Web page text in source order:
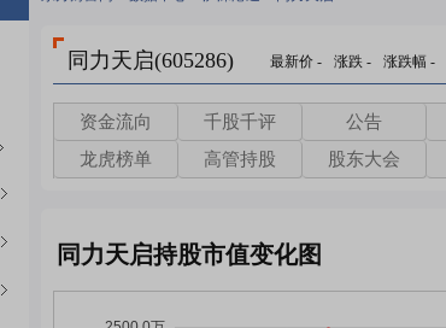
同力天启(605286) 最新价 - 涨跌 - 涨跌幅 -
资金流向 千股千评 公告
龙虎榜单
高管持股 股东大会
同力天启持股市值变化图